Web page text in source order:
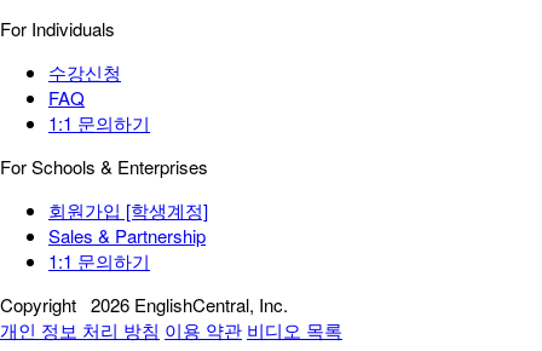
For Individuals
수강신청
FAQ
1:1 문의하기
For Schools & Enterprises
회원가입 [학생계정]
Sales & Partnership
1:1 문의하기
Copyright 2026 EnglishCentral, Inc.
개인 정보 처리 방침 이용 약관 비디오 목록